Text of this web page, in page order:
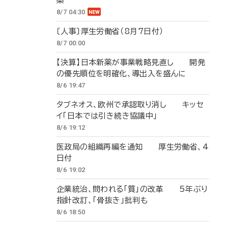
8/7 04:30
〔人事〕厚生労働省（8月7日付）
8/7 00:00
【決算】日本新薬が事業戦略見直し 開発
の優先順位を明確化、導出入を盛んに
8/6 19:47
タブネオス、欧州で承認取り消し キッセ
イ「日本では引き続き協議中」
8/6 19:12
医政局の組織再編を通知 厚生労働省、4
日付
8/6 19:02
企業統治、問われる「質」の改革 5年ぶり
指針改訂、「骨抜き」批判も
8/6 18:50